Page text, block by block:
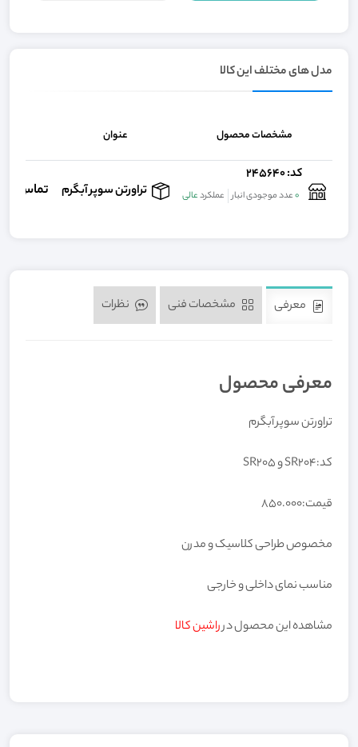
مدل های مختلف این کالا
مشخصات محصول عنوان
کد: 245640
0عدد موجودی انبار عملکردعالی تراورتن سوپر آبگرم تماس
معرفی
معرفی محصول
تراورتن سوپر آبگرم
کد:SR204 و SR205
قیمت:850.000
مخصوص طراحی کلاسیک و مدرن
مناسب نمای داخلی و خارجی
مشاهده این محصول درراشین کالا